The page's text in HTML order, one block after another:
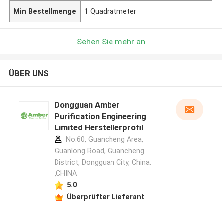
Min Bestellmenge 1 Quadratmeter
Sehen Sie mehr an
ÜBER UNS
Dongguan Amber
Purification Engineering
Limited Herstellerprofil
No.60, Guancheng Area,
Guanlong Road, Guancheng
District, Dongguan City, China.
,CHINA
5.0
Überprüfter Lieferant